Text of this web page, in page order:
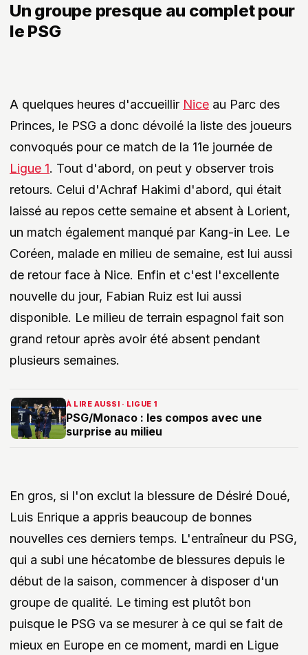
Un groupe presque au complet pour
le PSG
A quelques heures d'accueillir Nice au Parc des
Princes, le PSG a donc dévoilé la liste des joueurs
convoqués pour ce match de la 11e journée de
Ligue 1. Tout d'abord, on peut y observer trois
retours. Celui d'Achraf Hakimi d'abord, qui était
laissé au repos cette semaine et absent à Lorient,
un match également manqué par Kang-in Lee. Le
Coréen, malade en milieu de semaine, est lui aussi
de retour face à Nice. Enfin et c'est l'excellente
nouvelle du jour, Fabian Ruiz est lui aussi
disponible. Le milieu de terrain espagnol fait son
grand retour après avoir été absent pendant
plusieurs semaines.
À LIRE AUSSI · LIGUE 1
PSG/Monaco : les compos avec une
surprise au milieu
En gros, si l'on exclut la blessure de Désiré Doué,
Luis Enrique a appris beaucoup de bonnes
nouvelles ces derniers temps. L'entraîneur du PSG,
qui a subi une hécatombe de blessures depuis le
début de la saison, commencer à disposer d'un
groupe de qualité. Le timing est plutôt bon
puisque le PSG va se mesurer à ce qui se fait de
mieux en Europe en ce moment, mardi en Ligue